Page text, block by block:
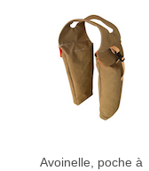
Avoinelle, poche à